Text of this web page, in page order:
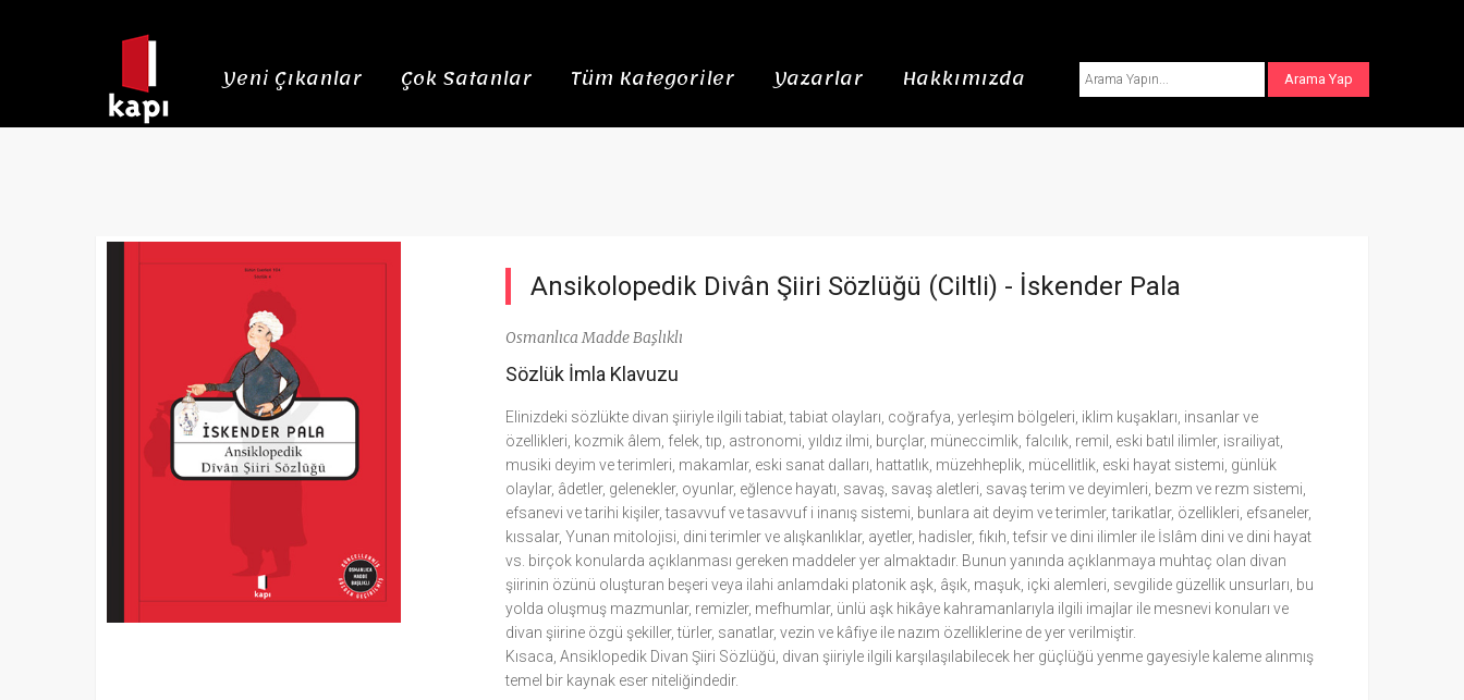
Yeni Çıkanlar Çok Satanlar Tüm Kategoriler Yazarlar Hakkımızda
Ansikolopedik Divân Şiiri Sözlüğü (Ciltli) - İskender Pala
Osmanlıca Madde Başlıklı
Sözlük İmla Klavuzu
Elinizdeki sözlükte divan şiiriyle ilgili tabiat, tabiat olayları, coğrafya, yerleşim bölgeleri, iklim kuşakları, insanlar ve
özellikleri, kozmik âlem, felek, tıp, astronomi, yıldız ilmi, burçlar, müneccimlik, falcılık, remil, eski batıl ilimler, israiliyat,
musiki deyim ve terimleri, makamlar, eski sanat dalları, hattatlık, müzehheplik, mücellitlik, eski hayat sistemi, günlük
olaylar, âdetler, gelenekler, oyunlar, eğlence hayatı, savaş, savaş aletleri, savaş terim ve deyimleri, bezm ve rezm sistemi,
efsanevi ve tarihi kişiler, tasavvuf ve tasavvuf i inanış sistemi, bunlara ait deyim ve terimler, tarikatlar, özellikleri, efsaneler,
kıssalar, Yunan mitolojisi, dini terimler ve alışkanlıklar, ayetler, hadisler, fıkıh, tefsir ve dini ilimler ile İslâm dini ve dini hayat
vs. birçok konularda açıklanması gereken maddeler yer almaktadır. Bunun yanında açıklanmaya muhtaç olan divan
şiirinin özünü oluşturan beşeri veya ilahi anlamdaki platonik aşk, âşık, maşuk, içki alemleri, sevgilide güzellik unsurları, bu
yolda oluşmuş mazmunlar, remizler, mefhumlar, ünlü aşk hikâye kahramanlarıyla ilgili imajlar ile mesnevi konuları ve
divan şiirine özgü şekiller, türler, sanatlar, vezin ve kâfiye ile nazım özelliklerine de yer verilmiştir.
Kısaca, Ansiklopedik Divan Şiiri Sözlüğü, divan şiiriyle ilgili karşılaşılabilecek her güçlüğü yenme gayesiyle kaleme alınmış
temel bir kaynak eser niteliğindedir.